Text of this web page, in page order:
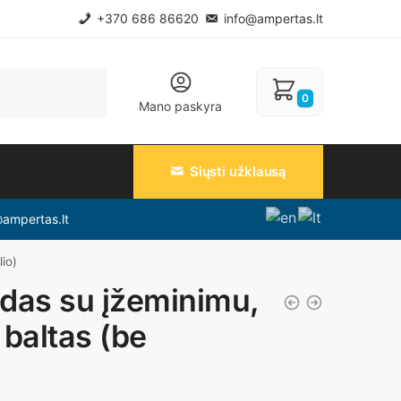
+370 686 86620 info@ampertas.lt
Mano paskyra
0
Siųsti užklausą
su įžeminimu,
(be